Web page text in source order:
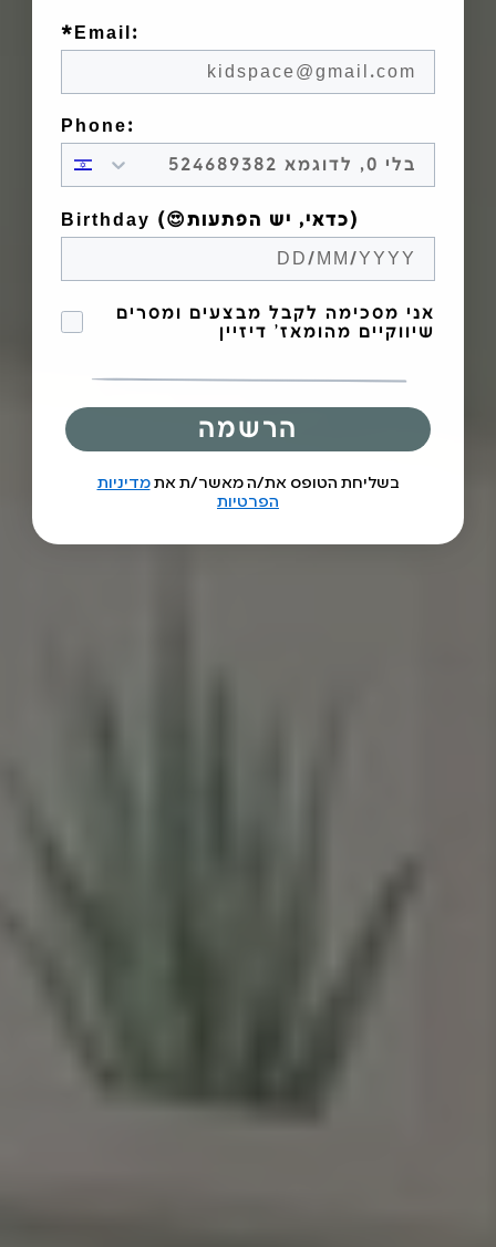
*Email:
Phone:
Birthday (😍כדאי, יש הפתעות)
הסכמה לקבל מבצעים
אני מסכימה לקבל מבצעים ומסרים
שיווקיים מהומאז' דיזיין
הרשמה
בשליחת הטופס את/ה מאשר/ת אתמדיניות
הפרטיות